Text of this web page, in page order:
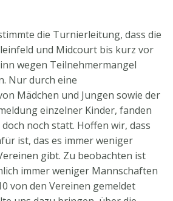
die Turnierleitung, dass die
und Midcourt bis kurz vor
wegen Teilnehmermangel
Nur durch eine
Mädchen und Jungen sowie der
einzelner Kinder, fanden
noch statt. Hoffen wir, dass
ist, das es immer weniger
gibt. Zu beobachten ist
immer weniger Mannschaften
von den Vereinen gemeldet